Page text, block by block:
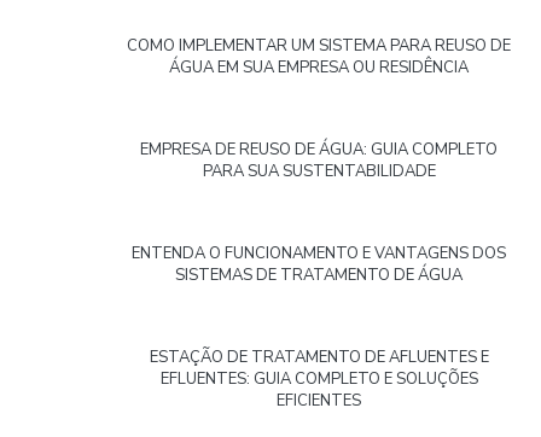
COMO IMPLEMENTAR UM SISTEMA PARA REUSO DE
ÁGUA EM SUA EMPRESA OU RESIDÊNCIA
EMPRESA DE REUSO DE ÁGUA: GUIA COMPLETO
PARA SUA SUSTENTABILIDADE
ENTENDA O FUNCIONAMENTO E VANTAGENS DOS
SISTEMAS DE TRATAMENTO DE ÁGUA
ESTAÇÃO DE TRATAMENTO DE AFLUENTES E
EFLUENTES: GUIA COMPLETO E SOLUÇÕES
EFICIENTES